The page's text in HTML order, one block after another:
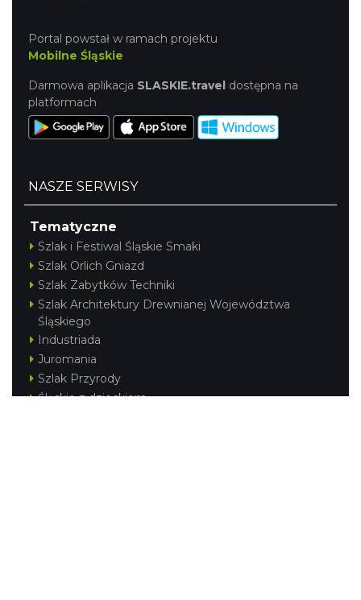
Portal powstał w ramach projektu
Mobilne Śląskie
Darmowa aplikacja SLASKIE.travel dostępna na
platformach
NASZE SERWISY
Tematyczne
Szlak i Festiwal Śląskie Smaki
Szlak Orlich Gniazd
Szlak Zabytków Techniki
Szlak Architektury Drewnianej Województwa
Śląskiego
Industriada
Juromania
Szlak Przyrody
Śląskie z dzieckiem